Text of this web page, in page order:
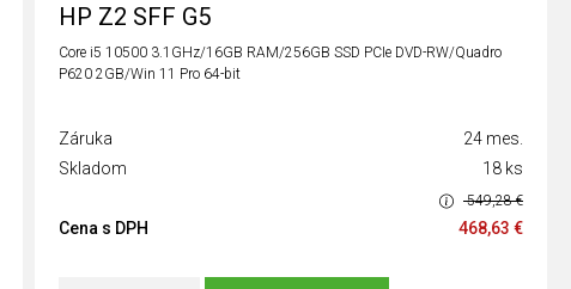
HP Z2 SFF G5
Core i5 10500 3.1GHz/16GB RAM/256GB SSD PCIe DVD-RW/Quadro
P620 2GB/Win 11 Pro 64-bit
Záruka
24 mes.
Skladom
18 ks
549,28 €
Cena s DPH 468,63 €